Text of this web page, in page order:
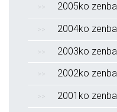
2005ko
2004ko
2003ko
2002ko
2001ko